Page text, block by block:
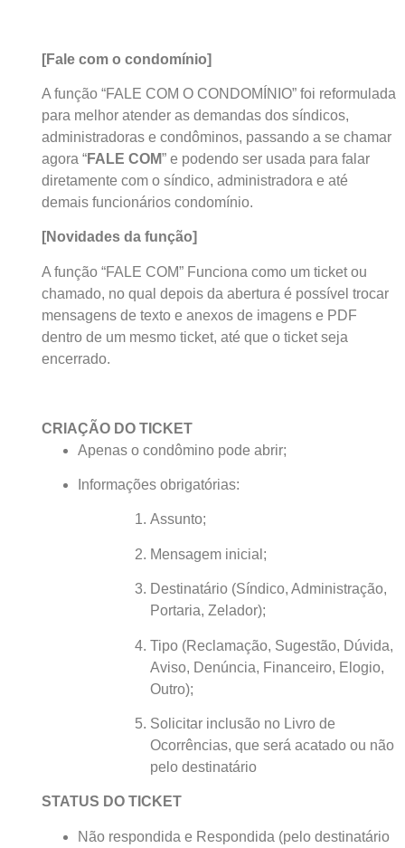
[Fale com o condomínio]
A função “FALE COM O CONDOMÍNIO” foi reformulada
para melhor atender as demandas dos síndicos,
administradoras e condôminos, passando a se chamar
agora “FALE COM” e podendo ser usada para falar
diretamente com o síndico, administradora e até
demais funcionários condomínio.
[Novidades da função]
A função “FALE COM” Funciona como um ticket ou
chamado, no qual depois da abertura é possível trocar
mensagens de texto e anexos de imagens e PDF
dentro de um mesmo ticket, até que o ticket seja
encerrado.
CRIAÇÃO DO TICKET
Apenas o condômino pode abrir;
Informações obrigatórias:
Assunto;
Mensagem inicial;
Destinatário (Síndico, Administração,
Portaria, Zelador);
Tipo (Reclamação, Sugestão, Dúvida,
Aviso, Denúncia, Financeiro, Elogio,
Outro);
Solicitar inclusão no Livro de
Ocorrências, que será acatado ou não
pelo destinatário
STATUS DO TICKET
Não respondida e Respondida (pelo destinatário